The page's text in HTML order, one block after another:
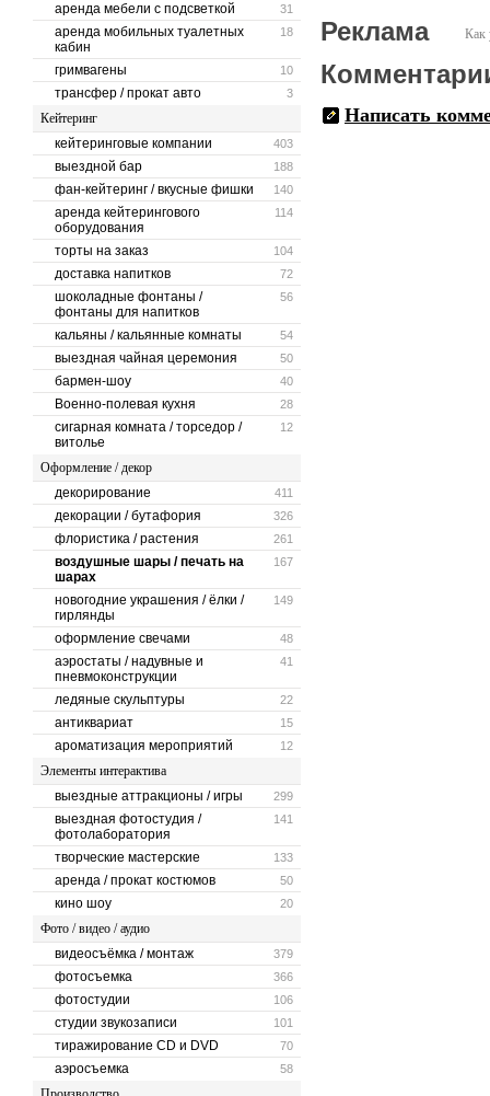
31
аренда мебели с подсветкой
18
аренда мобильных туалетных
кабин
10
гримвагены
3
трансфер / прокат авто
Кейтеринг
403
кейтеринговые компании
188
выездной бар
140
фан-кейтеринг / вкусные фишки
114
аренда кейтерингового
оборудования
104
торты на заказ
72
доставка напитков
56
шоколадные фонтаны /
фонтаны для напитков
54
кальяны / кальянные комнаты
50
выездная чайная церемония
40
бармен-шоу
28
Военно-полевая кухня
12
сигарная комната / торседор /
витолье
Оформление / декор
411
декорирование
326
декорации / бутафория
261
флористика / растения
167
воздушные шары / печать на
шарах
149
новогодние украшения / ёлки /
гирлянды
48
оформление свечами
41
аэростаты / надувные и
пневмоконструкции
22
ледяные скульптуры
15
антиквариат
12
ароматизация мероприятий
Элементы интерактива
299
выездные аттракционы / игры
141
выездная фотостудия /
фотолаборатория
133
творческие мастерские
50
аренда / прокат костюмов
20
кино шоу
Фото / видео / аудио
379
видеосъёмка / монтаж
366
фотосъемка
106
фотостудии
101
студии звукозаписи
70
тиражирование CD и DVD
58
аэросъемка
Как
Реклама
Написать